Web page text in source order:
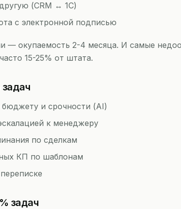
(CRM ↔ 1C)
с электронной подписью
— окупаемость 2-4 месяца. И самые
15-25% от штата.
и срочности (AI)
к менеджеру
по сделкам
КП по шаблонам
задач